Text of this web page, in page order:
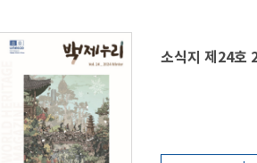
소식지 제24호